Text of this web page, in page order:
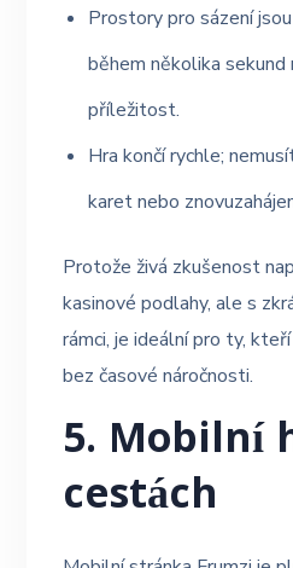
Prostory pro sázení
během několika
příležitost.
Hra končí rychle;
karet nebo
Protože živá zkušenost
kasinové podlahy, ale s
rámci, je ideální pro ty,
bez časové náročnosti.
5. Mobilní
cestách